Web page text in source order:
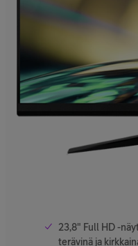
23,8" Full HD -
terävinä ja